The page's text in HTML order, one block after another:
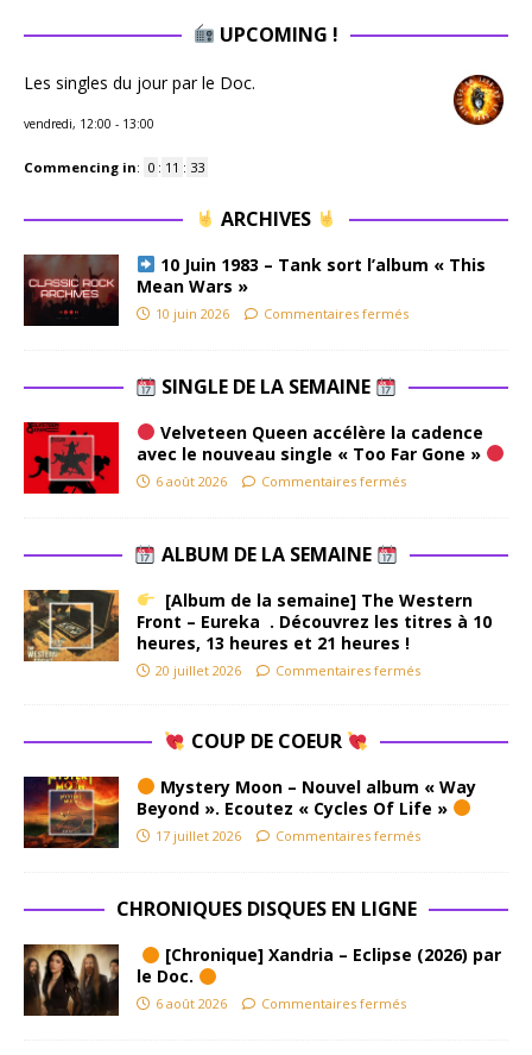
UPCOMING !
Les singles du jour par le Doc.
vendredi, 12:00 - 13:00
Commencing in: 0 : 11 : 32
ARCHIVES
10 Juin 1983 – Tank sort l’album « This
Mean Wars »
10 juin 2026 Commentaires fermés
SINGLE DE LA SEMAINE
Velveteen Queen accélère la cadence
avec le nouveau single « Too Far Gone »
6 août 2026 Commentaires fermés
ALBUM DE LA SEMAINE
[Album de la semaine] The Western
Front – Eureka . Découvrez les titres à 10
heures, 13 heures et 21 heures !
20 juillet 2026 Commentaires fermés
COUP DE COEUR
Mystery Moon – Nouvel album « Way
Beyond ». Ecoutez « Cycles Of Life »
17 juillet 2026 Commentaires fermés
CHRONIQUES DISQUES EN LIGNE
[Chronique] Xandria – Eclipse (2026) par
le Doc.
6 août 2026 Commentaires fermés